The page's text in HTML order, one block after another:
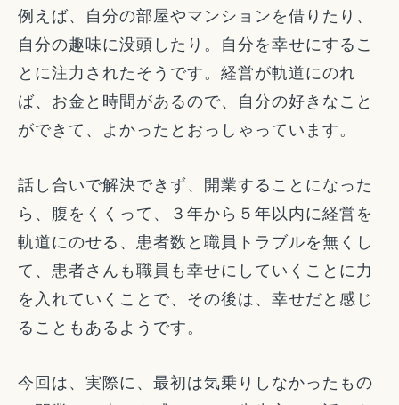
例えば、自分の部屋やマンションを借りたり、
自分の趣味に没頭したり。自分を幸せにするこ
とに注力されたそうです。経営が軌道にのれ
ば、お金と時間があるので、自分の好きなこと
ができて、よかったとおっしゃっています。
話し合いで解決できず、開業することになった
ら、腹をくくって、３年から５年以内に経営を
軌道にのせる、患者数と職員トラブルを無くし
て、患者さんも職員も幸せにしていくことに力
を入れていくことで、その後は、幸せだと感じ
ることもあるようです。
今回は、実際に、最初は気乗りしなかったもの